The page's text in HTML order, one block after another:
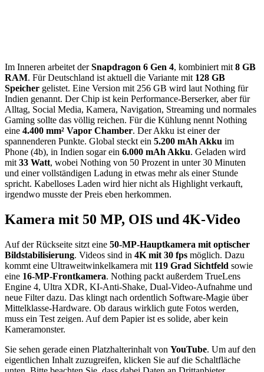
Im Inneren arbeitet derSnapdragon 6 Gen 4, kombiniert mit8 GB
RAM. Für Deutschland ist aktuell die Variante mit 128 GB
Speicher gelistet. Eine Version mit 256 GB wird laut Nothing für
Indien genannt. Der Chip ist kein Performance-Berserker, aber für
Alltag, Social Media, Kamera, Navigation, Streaming und normales
Gaming sollte das völlig reichen. Für die Kühlung nennt Nothing
eine 4.400 mm² Vapor Chamber. Der Akku ist einer der
spannenderen Punkte. Global steckt ein 5.200 mAh Akku im
Phone (4b), in Indien sogar ein 6.000 mAh Akku. Geladen wird
mit33 Watt, wobei Nothing von 50 Prozent in unter 30 Minuten
und einer vollständigen Ladung in etwas mehr als einer Stunde
spricht. Kabelloses Laden wird hier nicht als Highlight verkauft,
irgendwo musste der Preis eben herkommen.
Kamera mit 50 MP, OIS und 4K-Video
Auf der Rückseite sitzt eine 50-MP-Hauptkamera mit optischer
Bildstabilisierung. Videos sind in 4K mit 30 fps möglich. Dazu
kommt eine Ultraweitwinkelkamera mit 119 Grad Sichtfeld sowie
eine 16-MP-Frontkamera. Nothing packt außerdem TrueLens
Engine 4, Ultra XDR, KI-Anti-Shake, Dual-Video-Aufnahme und
neue Filter dazu. Das klingt nach ordentlich Software-Magie über
Mittelklasse-Hardware. Ob daraus wirklich gute Fotos werden,
muss ein Test zeigen. Auf dem Papier ist es solide, aber kein
Kameramonster.
Sie sehen gerade einen Platzhalterinhalt von YouTube. Um auf den
eigentlichen Inhalt zuzugreifen, klicken Sie auf die Schaltfläche